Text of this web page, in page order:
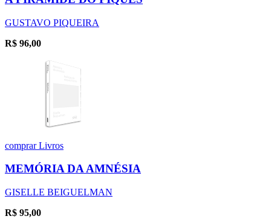
GUSTAVO PIQUEIRA
R$ 96,00
comprarLivros
MEMÓRIA DA AMNÉSIA
GISELLE BEIGUELMAN
R$ 95,00